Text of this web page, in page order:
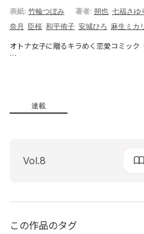
表紙: 竹輪つぼみ 著者: 朔也 七福さゆ
奈月 臣桜 和平侑子 安城ひろ 麻生ミカ
オトナ女子に贈るキラめく恋愛コミッ
『ＥＤ真壁くんと元ギャル千花ちゃん
★好評連載陣！
『俺の前で乱れてよ 獰猛男子は新任教
『わたしのパンツ、返してくださいっ!!
『略奪の愛楔 檻の中の花嫁』５話
安城ひろ／麻生ミカリ
連載
Vol.8
この作品のタグ